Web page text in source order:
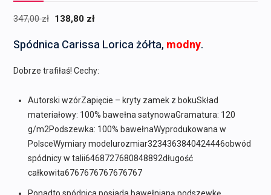
347,00zł Pierwotna
wynosiła:
347,00 zł.
138,80 zł
wynosi:
Spódnica Carissa Lorica żółta, modny.
Dobrze trafiłaś! Cechy:
Autorski wzórZapięcie – kryty zamek z bokuSkład
materiałowy: 100% bawełna satynowaGramatura: 120
g/m2Podszewka: 100% bawełnaWyprodukowana w
PolsceWymiary modelurozmiar3234363840424446obwód
spódnicy w talii6468727680848892długość
całkowita6767676767676767